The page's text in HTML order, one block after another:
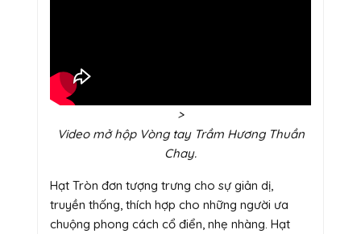
>
Video mở hộp Vòng tay Trầm Hương Thuần
Chay.
Hạt Tròn đơn tượng trưng cho sự giản dị,
truyền thống, thích hợp cho những người ưa
chuộng phong cách cổ điển, nhẹ nhàng. Hạt